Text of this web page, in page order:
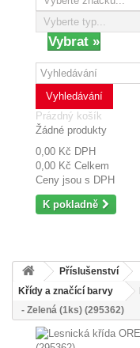
Vyhledávání
Prázdný košík
Žádné produkty
0,00 Kč DPH
0,00 Kč Celkem
Ceny jsou s DPH
K pokladně
Příslušenství
Křídy a značící barvy
- Zelená (1ks) (295362)